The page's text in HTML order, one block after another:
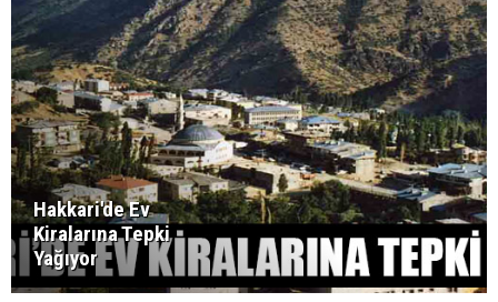
Hakkari'de Ev
Kiralarına Tepki
Yağıyor